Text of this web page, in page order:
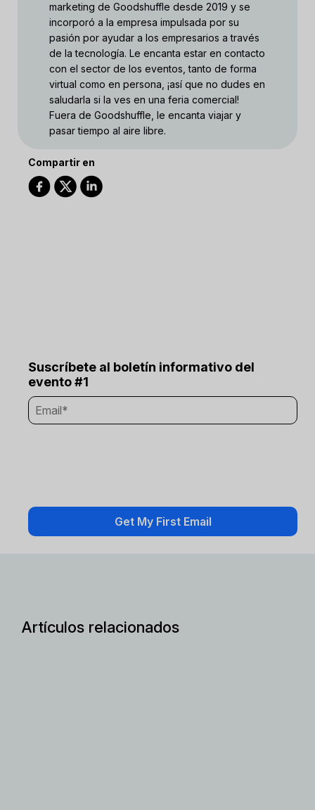
marketing de Goodshuffle desde 2019 y se
incorporó a la empresa impulsada por su
pasión por ayudar a los empresarios a través
de la tecnología. Le encanta estar en contacto
con el sector de los eventos, tanto de forma
virtual como en persona, ¡así que no dudes en
saludarla si la ves en una feria comercial!
Fuera de Goodshuffle, le encanta viajar y
pasar tiempo al aire libre.
Compartir en
Suscríbete al boletín informativo del
evento #1
Artículos relacionados